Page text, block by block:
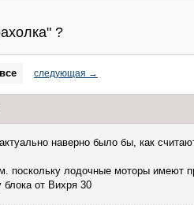
?
все следующая →
наверно было бы, как
поскольку лодочные моторы имеют
блока от Вихря 30